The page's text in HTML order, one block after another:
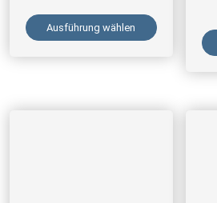
Ausführung wählen